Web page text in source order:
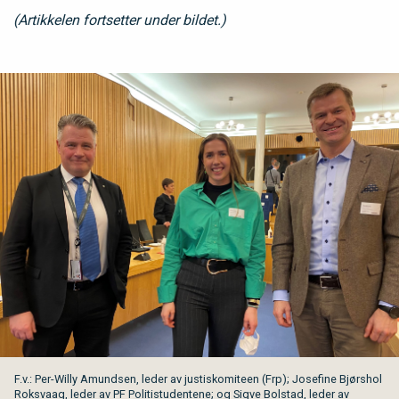
(Artikkelen fortsetter under bildet.)
F.v.: Per-Willy Amundsen, leder av justiskomiteen (Frp); Josefine Bjørshol
Roksvaag, leder av PF Politistudentene; og Sigve Bolstad, leder av